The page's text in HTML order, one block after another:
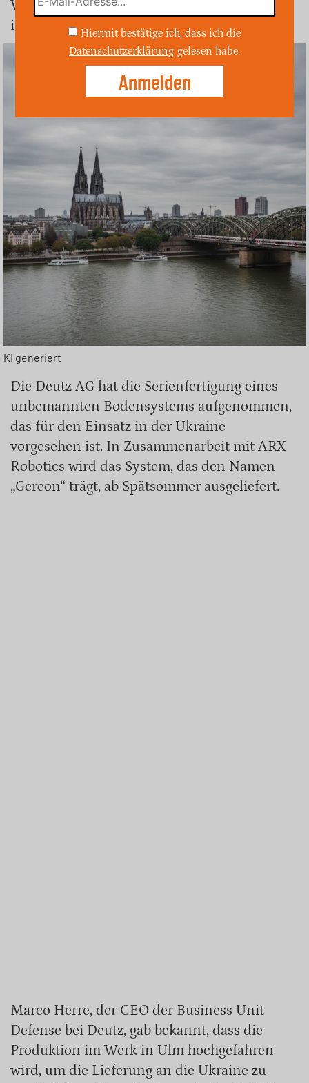
Verteidigungspolitik zu stärken und
innovative Antriebssyste…
KI generiert
Die Deutz AG hat die Serienfertigung eines
unbemannten Bodensystems aufgenommen,
das für den Einsatz in der Ukraine
vorgesehen ist. In Zusammenarbeit mit ARX
Robotics wird das System, das den Namen
„Gereon“ trägt, ab Spätsommer ausgeliefert.
Marco Herre, der CEO der Business Unit
Defense bei Deutz, gab bekannt, dass die
Produktion im Werk in Ulm hochgefahren
wird, um die Lieferung an die Ukraine zu
Hiermit bestätige ich, dass ich die
Datenschutzerklärung gelesen habe.